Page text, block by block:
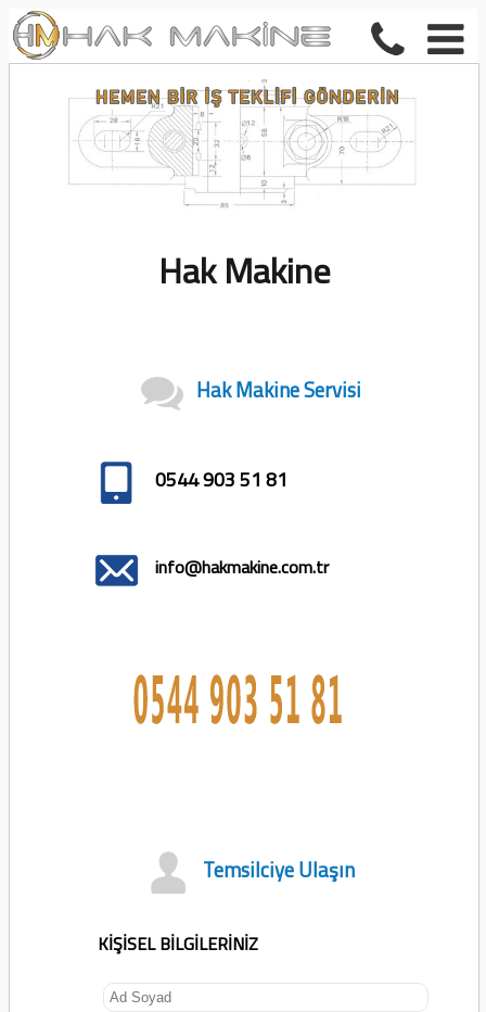
Hak Makine
Hak Makine Servisi
0544 903 51 81
info@hakmakine.com.tr
Temsilciye Ulaşın
KİŞİSEL BİLGİLERİNİZ